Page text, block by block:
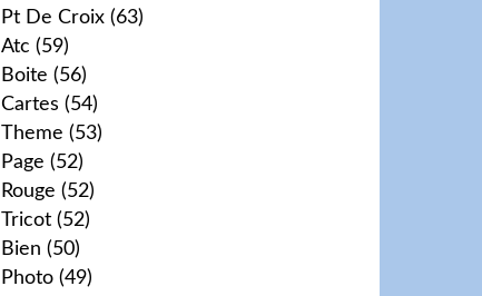
Pt De Croix (63)
Atc (59)
Boite (56)
Cartes (54)
Theme (53)
Page (52)
Rouge (52)
Tricot (52)
Bien (50)
Photo (49)